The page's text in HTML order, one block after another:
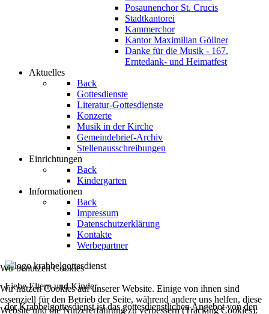
Posaunenchor St. Crucis
Stadtkantorei
Kammerchor
Kantor Maximilian Göllner
Danke für die Musik - 167.
Erntedank- und Heimatfest
Aktuelles
Back
Gottesdienste
Literatur-Gottesdienste
Konzerte
Musik in der Kirche
Gemeindebrief-Archiv
Stellenausschreibungen
Einrichtungen
Back
Kindergarten
Informationen
Back
Impressum
Datenschutzerklärung
Kontakte
Werbepartner
Liebe Eltern und Kinder,
der Krabbelgottesdienst ist das gottesdienstlichen Angebot von den
Wir benutzen Cookies
Wir nutzen Cookies auf unserer Website. Einige von ihnen sind
essenziell für den Betrieb der Seite, während andere uns helfen, diese
Website und die Nutzererfahrung zu verbessern (Tracking Cookies).